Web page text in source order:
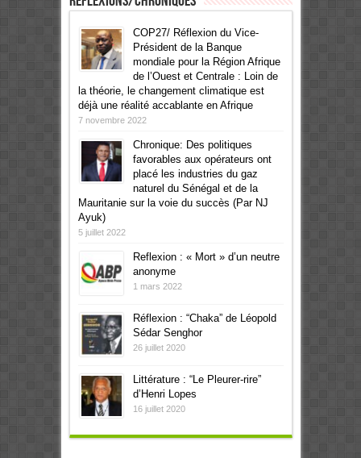
COP27/ Réflexion du Vice-
Président de la Banque
mondiale pour la Région Afrique
de l’Ouest et Centrale : Loin de
la théorie, le changement climatique est
déjà une réalité accablante en Afrique
7 novembre 2022
Chronique: Des politiques
favorables aux opérateurs ont
placé les industries du gaz
naturel du Sénégal et de la
Mauritanie sur la voie du succès (Par NJ
Ayuk)
5 juillet 2022
Reflexion : « Mort » d’un neutre
anonyme
1 mars 2022
Réflexion : “Chaka” de Léopold
Sédar Senghor
26 juillet 2020
Littérature : “Le Pleurer-rire”
d’Henri Lopes
16 juillet 2020